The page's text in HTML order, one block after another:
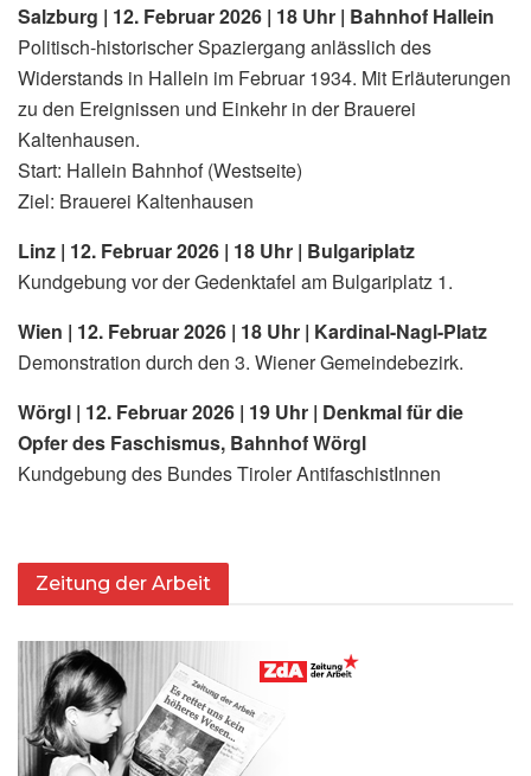
Salzburg | 12. Februar 2026 | 18 Uhr | Bahnhof Hallein
Politisch-historischer Spaziergang anlässlich des
Widerstands in Hallein im Februar 1934. Mit Erläuterungen
zu den Ereignissen und Einkehr in der Brauerei
Kaltenhausen.
Start: Hallein Bahnhof (Westseite)
Ziel: Brauerei Kaltenhausen
Linz | 12. Februar 2026 | 18 Uhr | Bulgariplatz
Kundgebung vor der Gedenktafel am Bulgariplatz 1.
Wien | 12. Februar 2026 | 18 Uhr | Kardinal-Nagl-Platz
Demonstration durch den 3. Wiener Gemeindebezirk.
Wörgl | 12. Februar 2026 | 19 Uhr | Denkmal für die
Opfer des Faschismus, Bahnhof Wörgl
Kundgebung des Bundes Tiroler AntifaschistInnen
Zeitung der Arbeit